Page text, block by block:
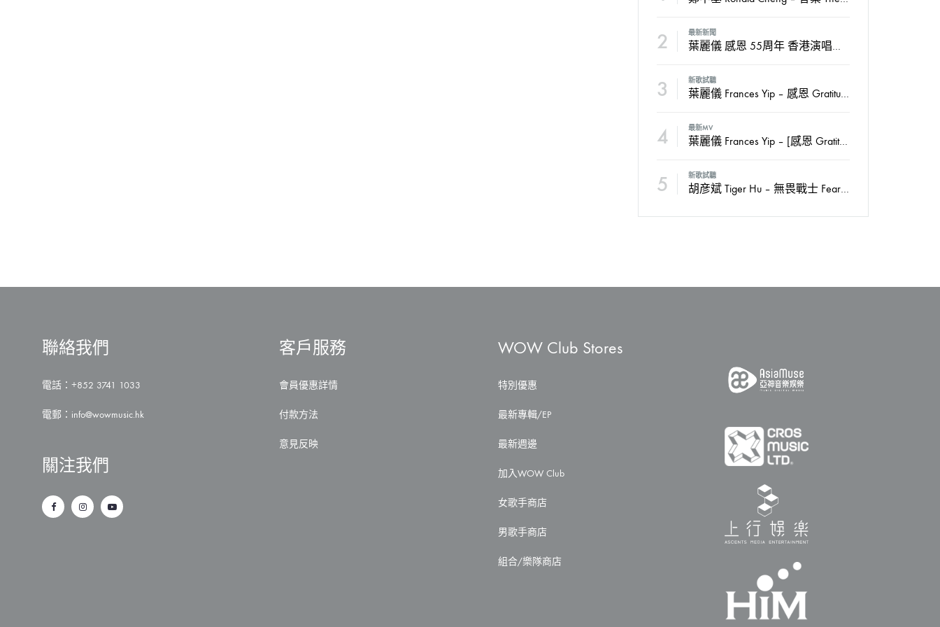
2 最新新聞
葉麗儀 感恩 55周年 香港演唱會2024
3 新歌試聽
葉麗儀 Frances Yip – 感恩 Gratitude
4 最新MV
葉麗儀 Frances Yip – [感恩 Gratitude] Official MV
5 新歌試聽
胡彦斌 Tiger Hu – 無畏戰士 Fearless Soldiers
聯絡我們
電話：+852 3741 1033
電郵： info@wowmusic.hk
關注我們
客戶服務
會員優惠詳情
付款方法
意見反映
WOW Club Stores
特別優惠
最新專輯/EP
最新週邊
加入WOW Club
女歌手商店
男歌手商店
組合/樂隊商店